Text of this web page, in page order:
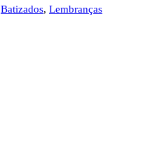
Batizados, Lembranças